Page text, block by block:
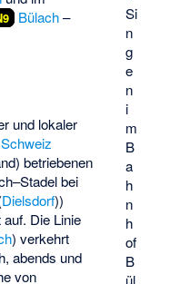
Si
n
g
e
n
i
m
B
a
h
n
h
of
B
ül
Bülach–
und lokaler
betriebenen
bei
Dielsdorf))
Die Linie
) verkehrt
abends und
von